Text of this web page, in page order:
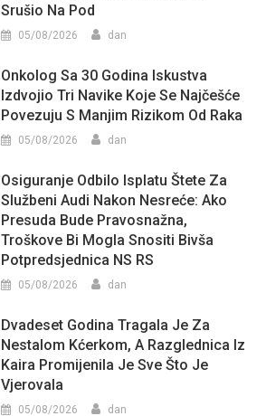
Srušio Na Pod
05/08/2026 dan
Onkolog Sa 30 Godina Iskustva
Izdvojio Tri Navike Koje Se Najčešće
Povezuju S Manjim Rizikom Od Raka
05/08/2026 dan
Osiguranje Odbilo Isplatu Štete Za
Službeni Audi Nakon Nesreće: Ako
Presuda Bude Pravosnažna,
Troškove Bi Mogla Snositi Bivša
Potpredsjednica NS RS
05/08/2026 dan
Dvadeset Godina Tragala Je Za
Nestalom Kćerkom, A Razglednica Iz
Kaira Promijenila Je Sve Što Je
Vjerovala
05/08/2026 dan